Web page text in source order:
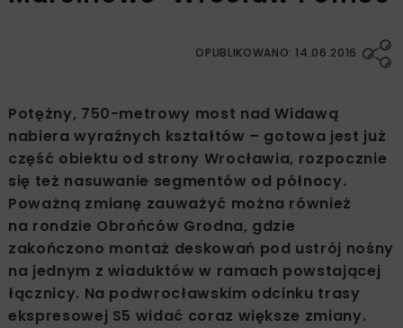
OPUBLIKOWANO: 14.06.2016
Potężny, 750-metrowy most nad Widawą
nabiera wyraźnych kształtów – gotowa jest już
część obiektu od strony Wrocławia, rozpocznie
się też nasuwanie segmentów od północy.
Poważną zmianę zauważyć można również
na rondzie Obrońców Grodna, gdzie
zakończono montaż deskowań pod ustrój nośny
na jednym z wiaduktów w ramach powstającej
łącznicy. Na podwrocławskim odcinku trasy
ekspresowej S5 widać coraz większe zmiany.